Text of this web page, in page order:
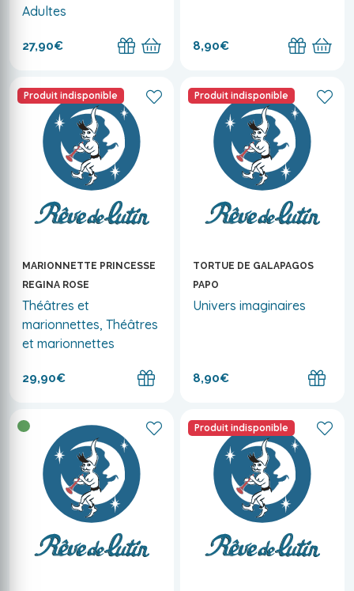
Adultes
27,90€ 8,90€
Produit indisponible
MARIONNETTE PRINCESSE
REGINA ROSE
Théâtres et
marionnettes, Théâtres
et marionnettes
29,90€
Produit indisponible
TORTUE DE GALAPAGOS
PAPO
Univers imaginaires
8,90€
Produit indisponible